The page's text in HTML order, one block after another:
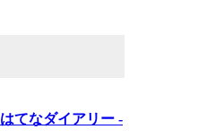
はてなダイアリー -